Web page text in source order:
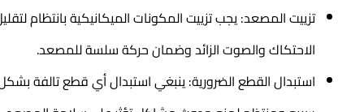
تزييت المصعد: يجب تزييت المكونات الميكانيكية بانتظام لتقليل
الاحتكاك والصوت الزائد وضمان حركة سلسة للمصعد.
استبدال القطع الضرورية: ينبغي استبدال أي قطع تالفة بشكل